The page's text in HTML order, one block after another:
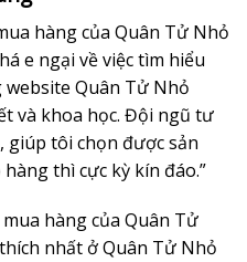
hàng của Quân Tử Nhỏ
e ngại về việc tìm hiểu
Quân Tử Nhỏ
và khoa học. Đội ngũ tư
giúp tôi chọn được sản
thì cực kỳ kín đáo.”
hàng của Quân Tử
nhất ở Quân Tử Nhỏ